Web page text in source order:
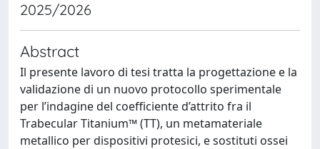
2025/2026
Abstract
Il presente lavoro di tesi tratta la progettazione e la
validazione di un nuovo protocollo sperimentale
per l’indagine del coefficiente d’attrito fra il
Trabecular Titanium™ (TT), un metamateriale
metallico per dispositivi protesici, e sostituti ossei